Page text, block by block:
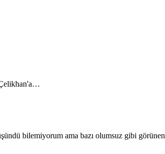
bilemiyorum ama bazı olumsuz gibi görünen